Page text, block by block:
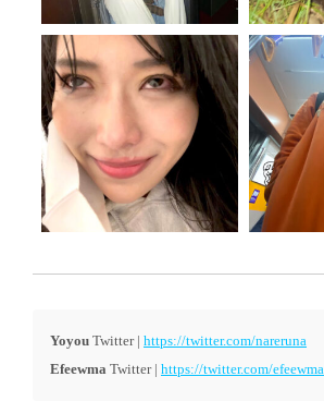
Yoyou Twitter | https://twitter.com/nareruna
Efeewma Twitter | https://twitter.com/efeewma